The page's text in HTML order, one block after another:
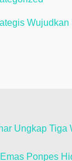
Wujudkan
Ungkap Tiga
Ponpes